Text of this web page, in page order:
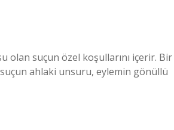
olan suçun özel koşullarını içerir. Bir
ahlaki unsuru, eylemin gönüllü